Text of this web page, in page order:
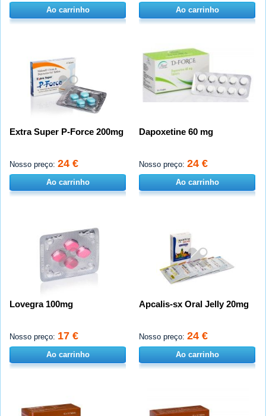
Ao carrinho Ao carrinho
Extra Super P-Force 200mg
Nosso preço: 24 €
Ao carrinho
Dapoxetine 60 mg
Nosso preço: 24 €
Ao carrinho
Lovegra 100mg
Nosso preço: 17 €
Ao carrinho
Apcalis-sx Oral Jelly 20mg
Nosso preço: 24 €
Ao carrinho